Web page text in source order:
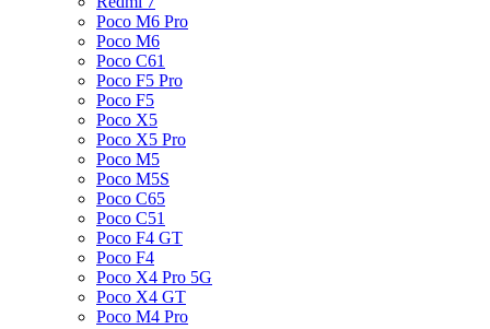
Poco M6 Pro
Poco M6
Poco C61
Poco F5 Pro
Poco F5
Poco X5
Poco X5 Pro
Poco M5
Poco M5S
Poco C65
Poco C51
Poco F4 GT
Poco F4
Poco X4 Pro 5G
Poco X4 GT
Poco M4 Pro